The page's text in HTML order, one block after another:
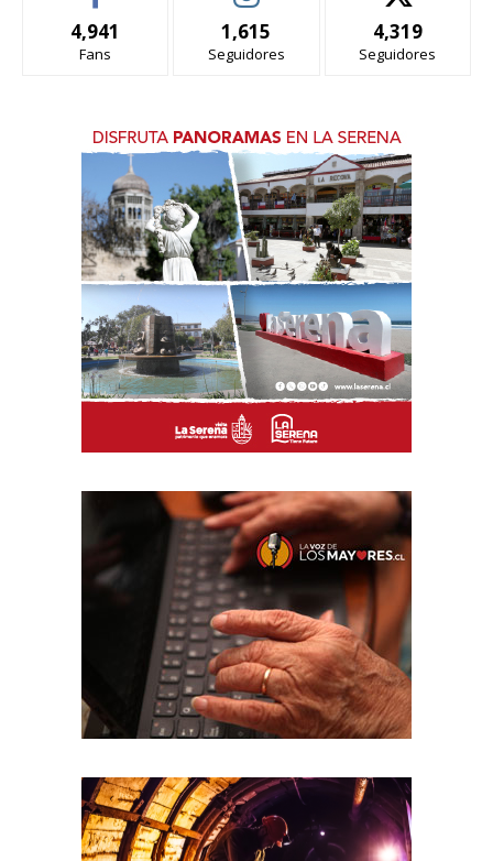
4,941
Fans
1,615
Seguidores
4,319
Seguidores